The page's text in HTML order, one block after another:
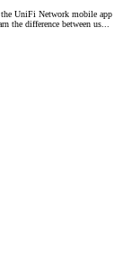
UniFi Network mobile app
the difference between us...